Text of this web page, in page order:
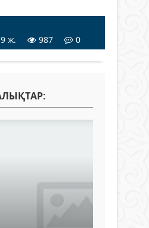
ж.
987 0